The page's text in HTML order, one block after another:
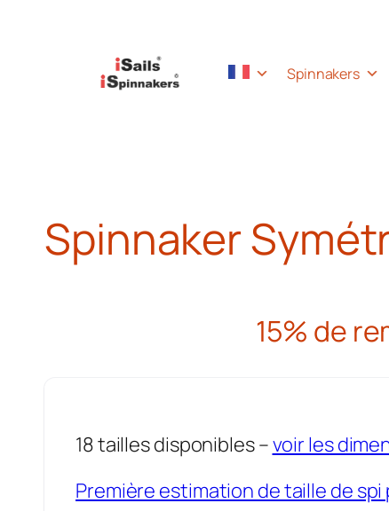
Spinnakers
Spinnaker
15% de
18 tailles disponibles –voir les
Première estimation de taille de